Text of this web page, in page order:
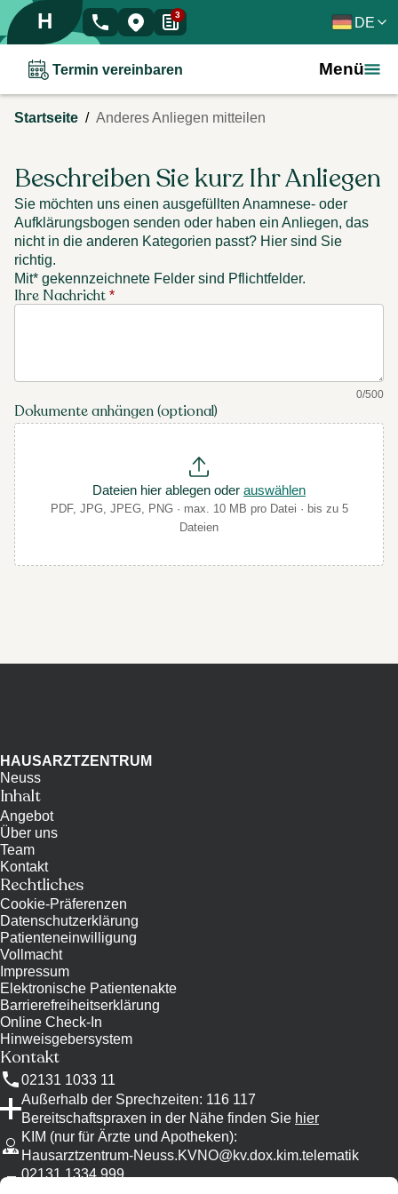
H 3 DE
Termin vereinbaren Menü
Startseite / Anderes Anliegen mitteilen
Beschreiben Sie kurz Ihr Anliegen
Sie möchten uns einen ausgefüllten Anamnese- oder
Aufklärungsbogen senden oder haben ein Anliegen, das
nicht in die anderen Kategorien passt? Hier sind Sie
richtig.
Mit* gekennzeichnete Felder sind Pflichtfelder.
Ihre Nachricht *
0/500
Dokumente anhängen (optional)
Dateien hier ablegen oder auswählen
PDF, JPG, JPEG, PNG · max. 10 MB pro Datei · bis zu 5
Dateien
HAUSARZTZENTRUM
Neuss
Inhalt
Angebot
Über uns
Team
Kontakt
Rechtliches
Cookie-Präferenzen
Datenschutzerklärung
Patienteneinwilligung
Vollmacht
Impressum
Elektronische Patientenakte
Barrierefreiheitserklärung
Online Check-In
Hinweisgebersystem
Kontakt
02131 1033 11
Außerhalb der Sprechzeiten: 116 117
Bereitschaftspraxen in der Nähe finden Sie hier
KIM (nur für Ärzte und Apotheken):
Hausarztzentrum-Neuss.KVNO@kv.dox.kim.telematik
02131 1334 999